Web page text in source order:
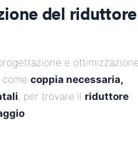
del riduttore
e
coppia necessaria,
, per trovare il riduttore
.